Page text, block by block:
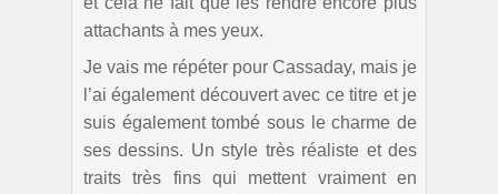
attachants à mes yeux.
Je vais me répéter pour Cassaday, mais je
l’ai également découvert avec ce titre et je
suis également tombé sous le charme de
ses dessins. Un style très réaliste et des
traits très fins qui mettent vraiment en